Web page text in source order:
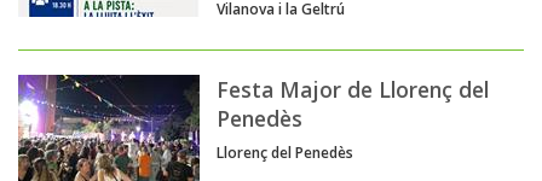
Vilanova i la Geltrú
Festa Major de Llorenç del
Penedès
Llorenç del Penedès